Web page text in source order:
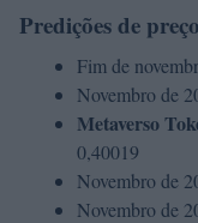
Predições de
Fim de
Novembro de
Metaverso
0,40019
Novembro de
Novembro de